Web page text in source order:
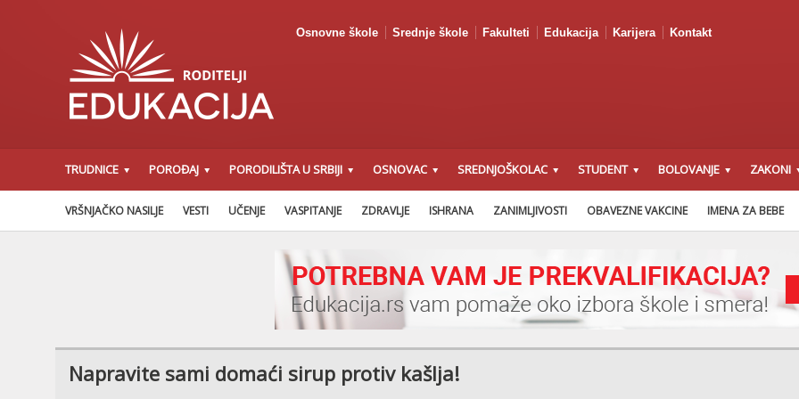
Osnovne škole Srednje škole Fakulteti Edukacija Karijera Kontakt
TRUDNICE POROĐAJ PORODILIŠTA U SRBIJI OSNOVAC SREDNJOŠKOLAC STUDENT BOLOVANJE ZAKONI
VRŠNJAČKO NASILJE VESTI UČENJE VASPITANJE ZDRAVLJE ISHRANA ZANIMLJIVOSTI OBAVEZNE VAKCINE IMENA ZA BEBE
Napravite sami domaći sirup protiv kašlja!